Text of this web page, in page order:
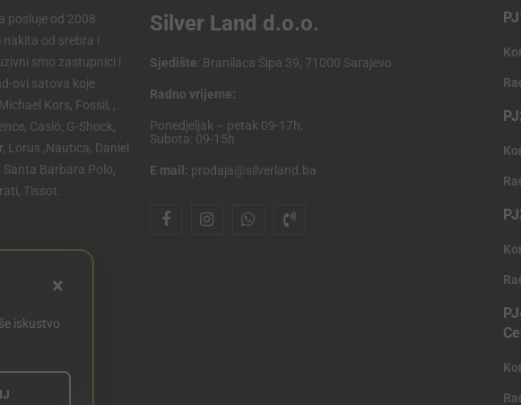
posluje od 2008
od srebra i
smo zastupnici i
ovi satova koje
Kors, Fossil, ,
Casio, G-Shock,
Lorus ,Nautica, Daniel
Santa Barbara Polo,
Tissot.
Silver Land d.o.o.
Sjedište: Branilaca Šipa 39, 71000 Sarajevo
Radno vrijeme:
Ponedjeljak – petak 09-17h,
Subota: 09-15h
E mail: prodaja@silverland.ba
×
iskustvo